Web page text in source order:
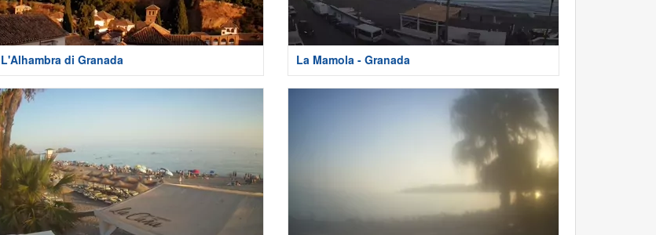
L'Alhambra di Granada La Mamola - Granada